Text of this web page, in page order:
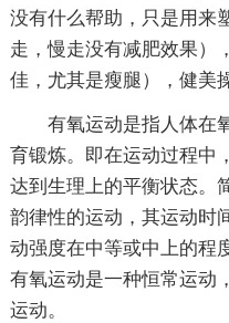
没有什么帮助，只是用来
走，慢走没有减肥效果）
佳，尤其是瘦腿），健美
有氧运动是指人体在氧
育锻炼。即在运动过程中
达到生理上的平衡状态。
韵律性的运动，其运动时
动强度在中等或中上的程
有氧运动是一种恒常运动
运动。